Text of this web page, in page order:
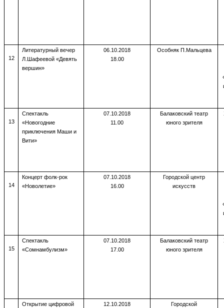
12
Литературный вечер
Л.Шафеевой «Девять
вершин»
06.10.2018
18.00
Особняк П.Мальцева
13
Спектакль
«Новогодние
приключения Маши и
Вити»
07.10.2018
11.00
Балаковский театр
юного зрителя
14
Концерт фолк-рок
«Новолетие»
07.10.2018
16.00
Городской центр
искусств
15
Спектакль
«Сомнамбулизм»
07.10.2018
17.00
Балаковский театр
юного зрителя
Открытие цифровой
12.10.2018
Городской